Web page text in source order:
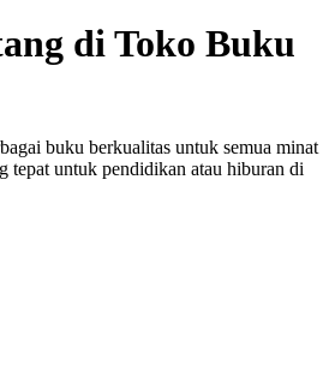
di Toko Buku
buku berkualitas untuk semua minat
tepat untuk pendidikan atau hiburan di